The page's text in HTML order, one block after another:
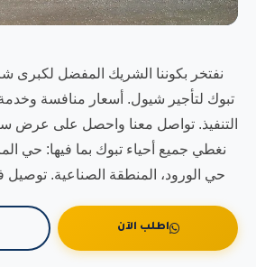
نفتخر بكوننا الشريك المفضل لكبرى
تبوك لتأجير شيول. أسعار منافسة
التنفيذ. تواصل معنا واحصل على عرض
نغطي جميع أحياء تبوك بما فيها: حي
حي الورود، المنطقة الصناعية. توصيل
اطلب الآن